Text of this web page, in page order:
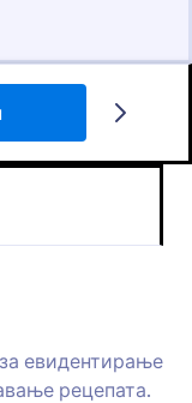
евидентирање
рецепата.